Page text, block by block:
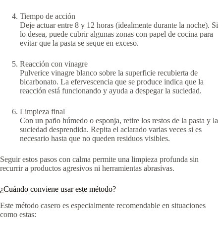
Tiempo de acción
Deje actuar entre 8 y 12 horas (idealmente durante la noche). Si
lo desea, puede cubrir algunas zonas con papel de cocina para
evitar que la pasta se seque en exceso.
Reacción con vinagre
Pulverice vinagre blanco sobre la superficie recubierta de
bicarbonato. La efervescencia que se produce indica que la
reacción está funcionando y ayuda a despegar la suciedad.
Limpieza final
Con un paño húmedo o esponja, retire los restos de la pasta y la
suciedad desprendida. Repita el aclarado varias veces si es
necesario hasta que no queden residuos visibles.
Seguir estos pasos con calma permite una limpieza profunda sin
recurrir a productos agresivos ni herramientas abrasivas.
¿Cuándo conviene usar este método?
Este método casero es especialmente recomendable en situaciones
como estas: